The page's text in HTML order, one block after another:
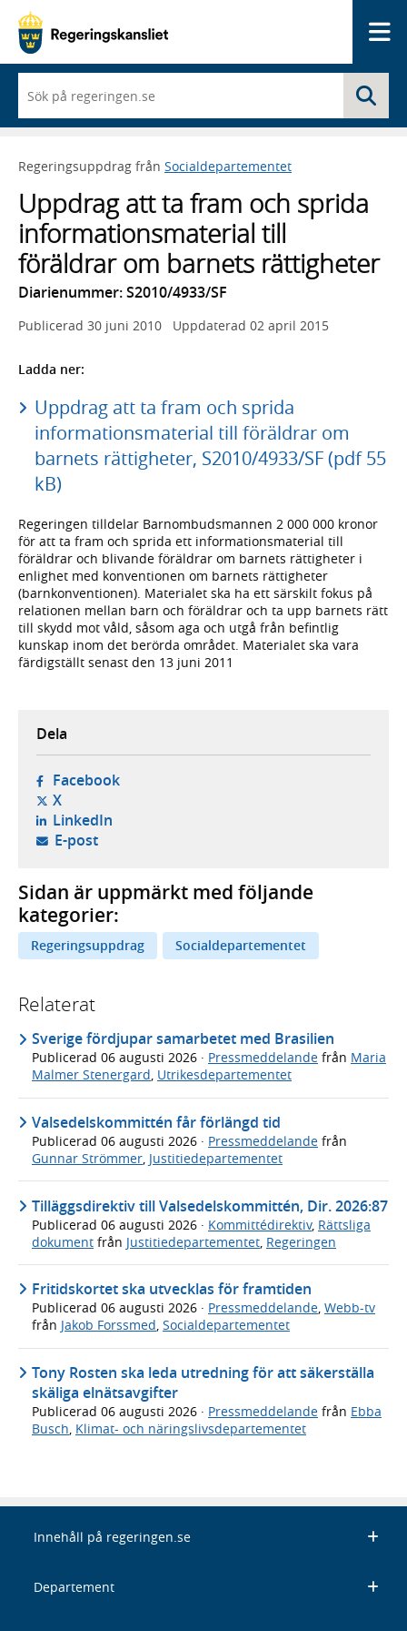
du
börjar
skriva
framträder
lista
med
sökförslag
Regeringsuppdrag från Socialdepartementet
Uppdrag att ta fram och sprida
informationsmaterial till
föräldrar om barnets rättigheter
Diarienummer: S2010/4933/SF
Publicerad 30 juni 2010 Uppdaterad 02 april 2015
Ladda ner:
Uppdrag att ta fram och sprida
informationsmaterial till föräldrar om
barnets rättigheter, S2010/4933/SF (pdf 55
kB)
Regeringen tilldelar Barnombudsmannen 2 000 000 kronor
för att ta fram och sprida ett informationsmaterial till
föräldrar och blivande föräldrar om barnets rättigheter i
enlighet med konventionen om barnets rättigheter
(barnkonventionen). Materialet ska ha ett särskilt fokus på
relationen mellan barn och föräldrar och ta upp barnets rätt
till skydd mot våld, såsom aga och utgå från befintlig
kunskap inom det berörda området. Materialet ska vara
färdigställt senast den 13 juni 2011
Dela
Facebook- öppnas i ny flik, extern webbplats,
X- öppnas i ny flik, extern webbplats,
LinkedIn- öppnas i ny flik, extern webbplats,
E-post- öppnar din e-postklient,
Sidan är uppmärkt med följande
kategorier:
Regeringsuppdrag Socialdepartementet
Relaterat
Sverige fördjupar samarbetet med Brasilien
Publicerad 06 augusti 2026 · Pressmeddelande från Maria
Malmer Stenergard, Utrikesdepartementet
Valsedelskommittén får förlängd tid
Publicerad 06 augusti 2026 · Pressmeddelande från
Gunnar Strömmer, Justitiedepartementet
Tilläggsdirektiv till Valsedelskommittén, Dir. 2026:87
Publicerad 06 augusti 2026 · Kommittédirektiv, Rättsliga
dokument från Justitiedepartementet Regeringen
Fritidskortet ska utvecklas för framtiden
Publicerad 06 augusti 2026 · Pressmeddelande, Webb-tv
från Jakob Forssmed, Socialdepartementet
Tony Rosten ska leda utredning för att säkerställa
skäliga elnätsavgifter
Publicerad 06 augusti 2026 · Pressmeddelande från Ebba
Busch, Klimat- och näringslivsdepartementet
Innehåll på regeringen.se
Departement